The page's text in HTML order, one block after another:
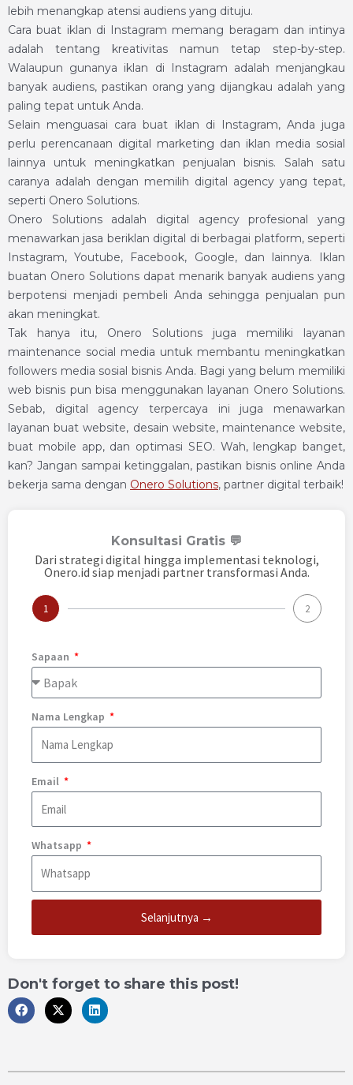
lebih menangkap atensi audiens yang dituju.
Cara buat iklan di Instagram memang beragam dan intinya
adalah tentang kreativitas namun tetap step-by-step.
Walaupun gunanya iklan di Instagram adalah menjangkau
banyak audiens, pastikan orang yang dijangkau adalah yang
paling tepat untuk Anda.
Selain menguasai cara buat iklan di Instagram, Anda juga
perlu perencanaan digital marketing dan iklan media sosial
lainnya untuk meningkatkan penjualan bisnis. Salah satu
caranya adalah dengan memilih digital agency yang tepat,
seperti Onero Solutions.
Onero Solutions adalah digital agency profesional yang
menawarkan jasa beriklan digital di berbagai platform, seperti
Instagram, Youtube, Facebook, Google, dan lainnya. Iklan
buatan Onero Solutions dapat menarik banyak audiens yang
berpotensi menjadi pembeli Anda sehingga penjualan pun
akan meningkat.
Tak hanya itu, Onero Solutions juga memiliki layanan
maintenance social media untuk membantu meningkatkan
followers media sosial bisnis Anda. Bagi yang belum memiliki
web bisnis pun bisa menggunakan layanan Onero Solutions.
Sebab, digital agency terpercaya ini juga menawarkan
layanan buat website, desain website, maintenance website,
buat mobile app, dan optimasi SEO. Wah, lengkap banget,
kan? Jangan sampai ketinggalan, pastikan bisnis online Anda
bekerja sama dengan Onero Solutions, partner digital terbaik!
Konsultasi Gratis 💬
Dari strategi digital hingga implementasi teknologi,
Onero.id siap menjadi partner transformasi Anda.
1 2
Sapaan
Nama Lengkap
Email
Whatsapp
Selanjutnya →
Don't forget to share this post!